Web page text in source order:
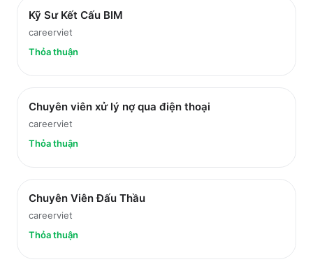
Kỹ Sư Kết Cấu BIM
careerviet
Thỏa thuận
Chuyên viên xử lý nợ qua điện thoại
careerviet
Thỏa thuận
Chuyên Viên Đấu Thầu
careerviet
Thỏa thuận